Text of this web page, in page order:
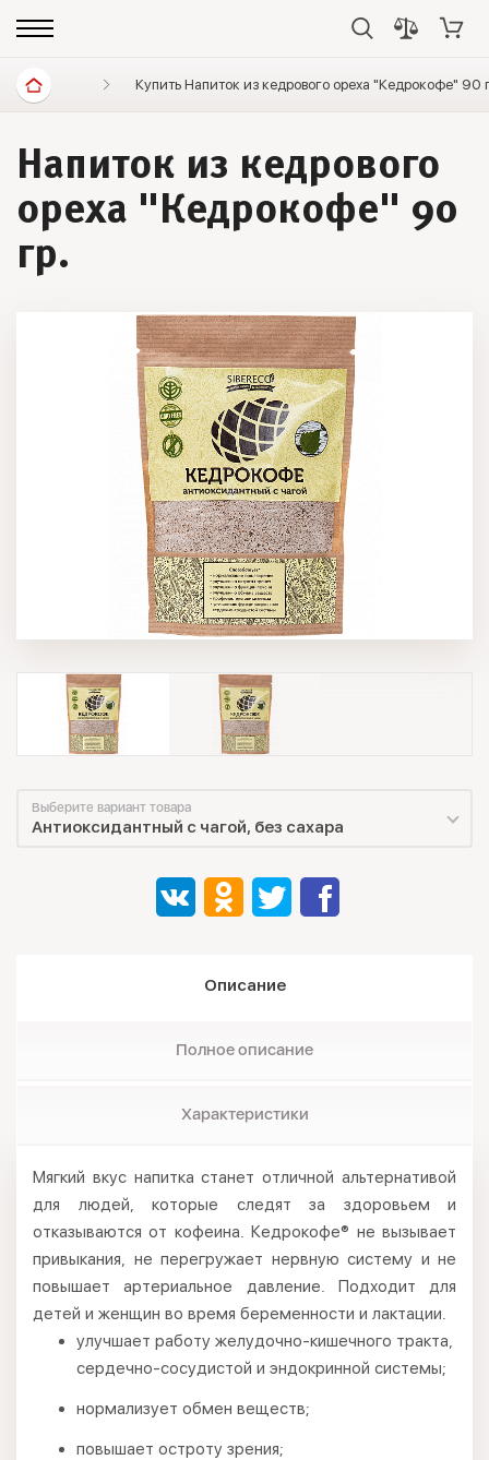
Диетические продукты Напитки без сахара,
Купить Напиток из кедрового ореха "Кедрокофе" 90
Напиток из кедрового
ореха "Кедрокофе" 90
гр.
Выберите вариант товара
Антиоксидантный с чагой, без сахара
Описание
Полное описание
Характеристики
Мягкий вкус напитка станет отличной альтернативой
для людей, которые следят за здоровьем и
отказываются от кофеина. Кедрокофе® не вызывает
привыкания, не перегружает нервную систему и не
повышает артериальное давление. Подходит для
детей и женщин во время беременности и лактации.
улучшает работу желудочно-кишечного тракта,
сердечно-сосудистой и эндокринной системы;
нормализует обмен веществ;
повышает остроту зрения;